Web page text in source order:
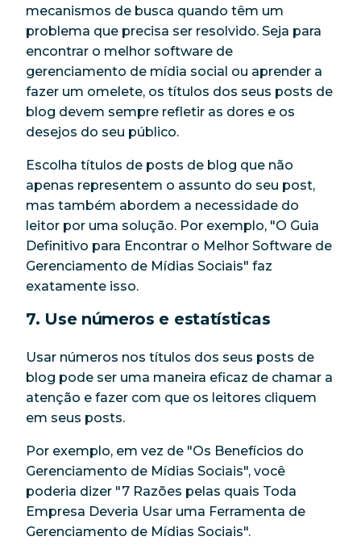
mecanismos de busca quando têm um
problema que precisa ser resolvido. Seja para
encontrar o melhor software de
gerenciamento de mídia social ou aprender a
fazer um omelete, os títulos dos seus posts de
blog devem sempre refletir as dores e os
desejos do seu público.
Escolha títulos de posts de blog que não
apenas representem o assunto do seu post,
mas também abordem a necessidade do
leitor por uma solução. Por exemplo, "O Guia
Definitivo para Encontrar o Melhor Software de
Gerenciamento de Mídias Sociais" faz
exatamente isso.
7. Use números e estatísticas
Usar números nos títulos dos seus posts de
blog pode ser uma maneira eficaz de chamar a
atenção e fazer com que os leitores cliquem
em seus posts.
Por exemplo, em vez de "Os Benefícios do
Gerenciamento de Mídias Sociais", você
poderia dizer "7 Razões pelas quais Toda
Empresa Deveria Usar uma Ferramenta de
Gerenciamento de Mídias Sociais".